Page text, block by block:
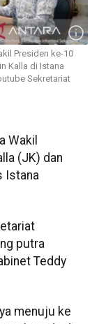
Presiden ke-10
Kalla di Istana
Sekretariat
Wakil
(JK) dan
Istana
putra
Teddy
menuju ke